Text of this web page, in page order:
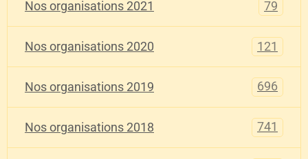
Nos organisations 2021 79
Nos organisations 2020 121
Nos organisations 2019 696
Nos organisations 2018 741